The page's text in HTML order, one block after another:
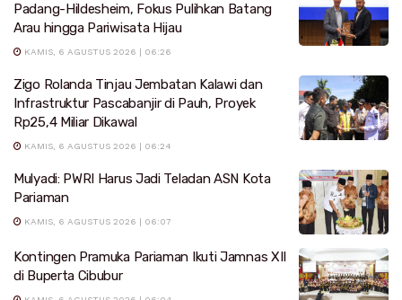
Padang-Hildesheim, Fokus Pulihkan Batang
Arau hingga Pariwisata Hijau
KAMIS, 6 AGUSTUS 2026 | 06:26
Zigo Rolanda Tinjau Jembatan Kalawi dan
Infrastruktur Pascabanjir di Pauh, Proyek
Rp25,4 Miliar Dikawal
KAMIS, 6 AGUSTUS 2026 | 06:24
Mulyadi: PWRI Harus Jadi Teladan ASN Kota
Pariaman
KAMIS, 6 AGUSTUS 2026 | 06:07
Kontingen Pramuka Pariaman Ikuti Jamnas XII
di Buperta Cibubur